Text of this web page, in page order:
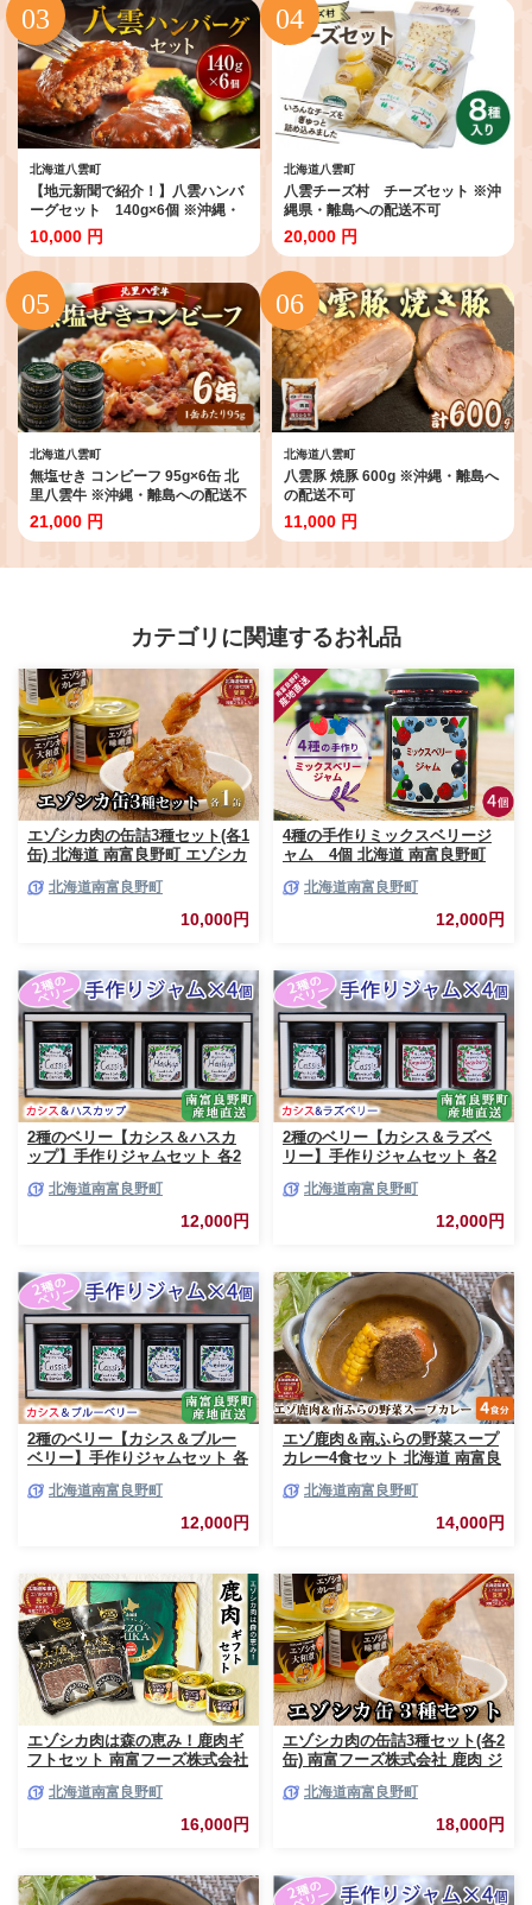
北海道八雲町
【地元新聞で紹介！】八雲ハンバ
ーグセット 140g×6個 ※沖縄・
離島への配送不可
10,000 円
北海道八雲町
八雲チーズ村 チーズセット ※沖
縄県・離島への配送不可
20,000 円
北海道八雲町
無塩せき コンビーフ 95g×6缶 北
里八雲牛 ※沖縄・離島への配送不
可
21,000 円
北海道八雲町
八雲豚 焼豚 600g ※沖縄・離島へ
の配送不可
11,000 円
カテゴリに関連するお礼品
エゾシカ肉の缶詰3種セット(各1
缶) 北海道 南富良野町 エゾシカ
合せ ジビエ 加工品 北海道産 国
産 おつまみ おかず 高たんぱく
低脂肪 鉄分 カレー 味噌 食べや
北海道南富良野町
10,000円
4種の手作りミックスベリージ
ャム 4個 北海道 南富良野町
合せ ブルーベリー てんさい糖
酸味 甘味 香り 甘酸っぱい 美味
北海道南富良野町
12,000円
2種のベリー【カシス＆ハスカ
ップ】手作りジャムセット 各2
シス ハスカップ ソース 果実 て
んさい糖 無農薬 ポリフェノー
北海道南富良野町
12,000円
2種のベリー【カシス＆ラズベ
リー】手作りジャムセット 各2
リー カシス ラズベリー ソース
果実 てんさい糖 無農薬
北海道南富良野町
12,000円
2種のベリー【カシス＆ブルー
ベリー】手作りジャムセット 各
ベリー カシス ブルーベリー ソ
ース 果実 てんさい糖 無農薬 甘
北海道南富良野町
12,000円
エゾ鹿肉＆南ふらの野菜スープ
カレー4食セット 北海道 南富良
スープカレー セット 詰合せ 加
北海道南富良野町
14,000円
エゾシカ肉は森の恵み！鹿肉ギ
フトセット 南富フーズ株式会社
北海道 南富良野町 エゾシカ 缶
詰 セット 詰合せ 贈り物 ギフト
北海道南富良野町
16,000円
エゾシカ肉の缶詰3種セット(各2
缶) 南富フーズ株式会社 鹿肉 ジ
南富良野町 エゾシカ 缶詰 セッ
ト 詰合せ 肉の加工品 おかず お
北海道南富良野町
18,000円